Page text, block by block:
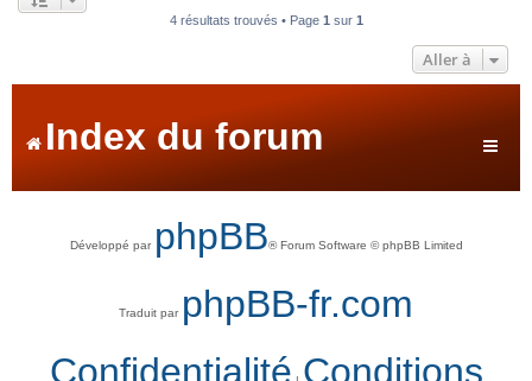
4 résultats trouvés • Page 1sur 1
Aller à
Index du forum
Développé par phpBB® Forum Software © phpBB Limited
Traduit par phpBB-fr.com
Confidentialité Conditions